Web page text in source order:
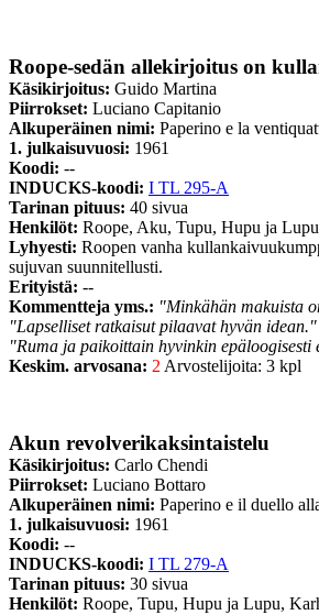
Roope-sedän allekirjoitus on
Käsikirjoitus: Guido Martina
Piirrokset: Luciano Capitanio
Alkuperäinen nimi: Paperino e la
1. julkaisuvuosi: 1961
Koodi: --
INDUCKS-koodi: I TL 295-A
Tarinan pituus: 40 sivua
Henkilöt: Roope, Aku, Tupu, Hupu ja
Lyhyesti: Roopen vanha
sujuvan suunnitellusti.
Erityistä: --
Kommentteja yms.: "Minkähän makuista
"Lapselliset ratkaisut pilaavat hyvän idean."
"Ruma ja paikoittain hyvinkin
Keskim. arvosana: 2 Arvostelijoita: 3 kpl
Akun revolverikaksintaistelu
Käsikirjoitus: Carlo Chendi
Piirrokset: Luciano Bottaro
Alkuperäinen nimi: Paperino e il duello
1. julkaisuvuosi: 1961
Koodi: --
INDUCKS-koodi: I TL 279-A
Tarinan pituus: 30 sivua
Henkilöt: Roope, Tupu, Hupu ja Lupu,